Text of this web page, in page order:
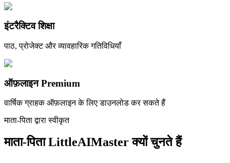
इंटरैक्टिव शिक्षा
पाठ, प्रोजेक्ट और व्यावहारिक गतिविधियाँ
ऑफ़लाइन Premium
वार्षिक ग्राहक ऑफ़लाइन के लिए डाउनलोड कर सकते हैं
माता-पिता द्वारा स्वीकृत
माता-पिता LittleAIMaster क्यों चुनते हैं